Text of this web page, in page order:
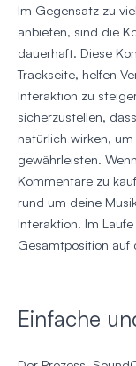
Im Gegensatz zu
anbieten, sind die
dauerhaft. Diese
Trackseite, helfen
Interaktion zu
sicherzustellen,
natürlich wirken,
gewährleisten.
Kommentare zu
rund um deine
Interaktion. Im
Gesamtposition auf
Einfache